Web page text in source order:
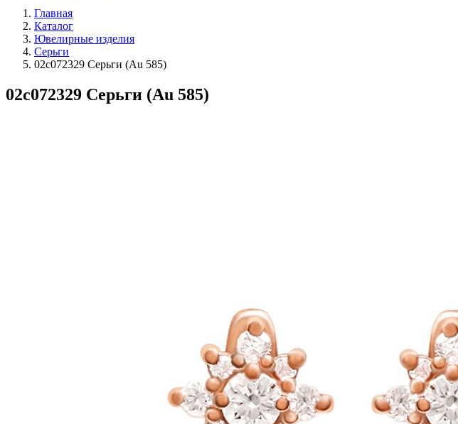
Главная
Каталог
Ювелирные изделия
Серьги
02с072329 Серьги (Au 585)
02с072329 Серьги (Au 585)